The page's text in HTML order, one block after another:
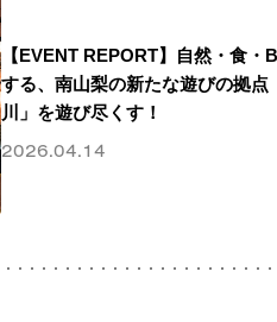
【EVENT REPORT】自然・食・
する、南山梨の新たな遊びの拠点
川」を遊び尽くす！
2026.04.14